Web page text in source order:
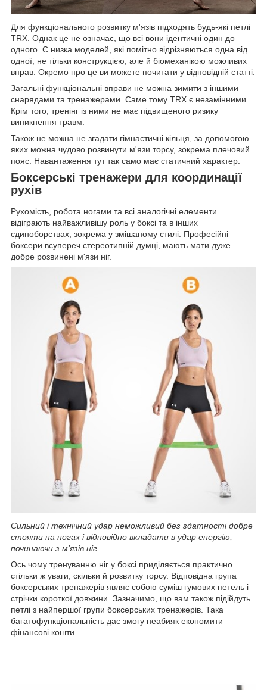
Для функціонального розвитку м'язів підходять будь-які петлі
TRX. Однак це не означає, що всі вони ідентичні один до
одного. Є низка моделей, які помітно відрізняються одна від
одної, не тільки конструкцією, але й біомеханікою можливих
вправ. Окремо про це ви можете почитати у відповідній статті.
Загальні функціональні вправи не можна зимити з іншими
снарядами та тренажерами. Саме тому TRX є незамінними.
Крім того, тренінг із ними не має підвищеного ризику
виникнення травм.
Також не можна не згадати гімнастичні кільця, за допомогою
яких можна чудово розвинути м'язи торсу, зокрема плечовий
пояс. Навантаження тут так само має статичний характер.
Боксерські тренажери для координації
рухів
Рухомість, робота ногами та всі аналогічні елементи
відіграють найважливішу роль у боксі та в інших
єдиноборствах, зокрема у змішаному стилі. Професійні
боксери всупереч стереотипній думці, мають мати дуже
добре розвинені м'язи ніг.
Сильний і технічний удар неможливий без здатності добре
стояти на ногах і відповідно вкладати в удар енергію,
починаючи з м'язів ніг.
Ось чому тренуванню ніг у боксі приділяється практично
стільки ж уваги, скільки й розвитку торсу. Відповідна група
боксерських тренажерів являє собою суміш гумових петель і
стрічки короткої довжини. Зазначимо, що вам також підійдуть
петлі з найпершої групи боксерських тренажерів. Така
багатофункціональність дає змогу неабияк економити
фінансові кошти.